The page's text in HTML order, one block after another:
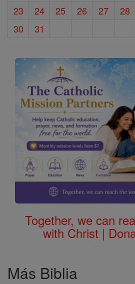
23
24 25 26 27 28
30
31
Together, we can
with Christ |
Más Biblia